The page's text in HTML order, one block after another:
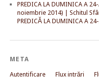
PREDICA LA DUMINICA A
noiembrie 2014) | Schitul
PREDICĂ LA DUMINICA A
META
Autentificare Flux intrări